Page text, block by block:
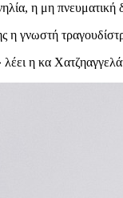
η μη πνευματική
η γνωστή
λέει η κα